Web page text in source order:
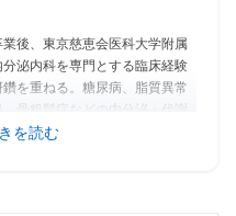
後、東京慈恵会医科大学附属
泌内科を専門とする臨床経験
を重ねる。糖尿病、脂質異常
骨粗鬆症などの内分泌・代謝
慣病を含む慢性疾患の包括的
を読む